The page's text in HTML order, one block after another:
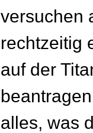
versuchen
rechtzeitig
auf der
alles, was